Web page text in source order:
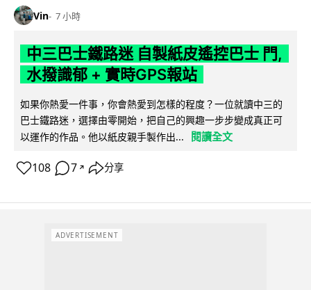
Vin 7 小時
中三巴士鐵路迷 自製紙皮遙控巴士 門,
水撥識郁 + 實時GPS報站
如果你熱愛一件事，你會熱愛到怎樣的程度？一位就讀中三的
巴士鐵路迷，選擇由零開始，把自己的興趣一步步變成真正可
以運作的作品。他以紙皮親手製作出...
閱讀全文
108 7 ↗ 分享
ADVERTISEMENT